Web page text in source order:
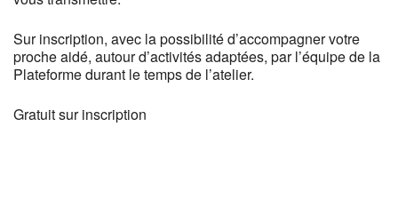
Sur inscription, avec la possibilité d’accompagner votre
proche aidé, autour d’activités adaptées, par l’équipe de la
Plateforme durant le temps de l’atelier.
Gratuit sur inscription